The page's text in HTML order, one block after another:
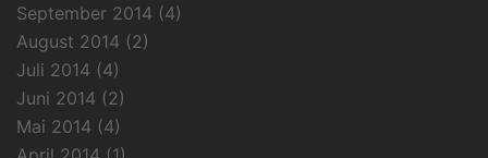
September 2014 (4)
August 2014 (2)
Juli 2014 (4)
Juni 2014 (2)
Mai 2014 (4)